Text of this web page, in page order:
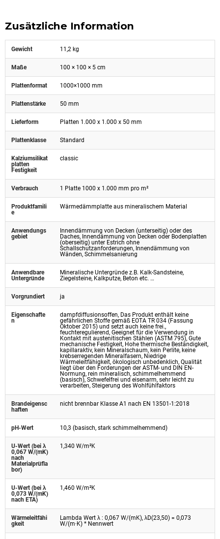
Zusätzliche Information
Gewicht 11,2 kg
Maße 100 × 100 × 5 cm
Plattenformat 1000×1000 mm
Plattenstärke 50 mm
Lieferform Platten 1.000 x 1.000 x 50 mm
Plattenklasse Standard
Kalziumsilikat
platten
Festigkeit
classic
Verbrauch 1 Platte 1000 x 1.000 mm pro m²
Produktfamili
e
Wärmedämmplatte aus mineralischem Material
Anwendungs
gebiet
Innendämmung von Decken (unterseitig) oder des
Daches, Innendämmung von Decken oder Bodenplatten
(oberseitig) unter Estrich ohne
Schallschutzanforderungen, Innendämmung von
Wänden, Schimmelsanierung
Anwendbare
Untergründe
Mineralische Untergründe z.B. Kalk-Sandsteine,
Ziegelsteine, Kalkputze, Beton etc. …
Vorgrundiert ja
Eigenschafte
n
dampfdiffusionsoffen, Das Produkt enthält keine
gefährlichen Stoffe gemäß EOTA TR 034 (Fassung
Oktober 2015) und setzt auch keine frei.,
feuchteregulierend, Geeignet für die Verwendung in
Kontakt mit austenitischen Stählen (ASTM 795), Gute
mechanische Festigkeit, Hohe thermische Beständigkeit,
kapillaraktiv, kein Mineralschaum, kein Perlite, keine
krebserregenden Mineralfasern, Niedrige
Wärmeleitfähigkeit, ökologisch unbedenklich, Qualität
liegt über den Forderungen der ASTM- und DIN EN-
Normung, rein mineralisch, schimmelhemmend
(basisch), Schwefelfrei und eisenarm, sehr leicht zu
verarbeiten, Steigerung des Wohlfühlfaktors
Brandeigensc
haften
nicht brennbar Klasse A1 nach EN 13501-1:2018
pH-Wert 10,3 (basisch, stark schimmelhemmend)
U-Wert (bei λ
0,067 W/(mK)
nach
Materialprüfla
bor)
1,340 W/m²K
U-Wert (bei λ
0,073 W/(mK)
nach ETA)
1,460 W/m²K
Wärmeleitfähi
gkeit
Lambda Wert λ : 0,067 W/(mK), λD(23,50) = 0,073
W/(m·K) * Nennwert